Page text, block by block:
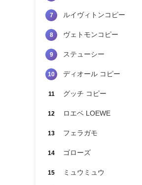
7 ルイヴィトンコピー
8 ヴェトモンコピー
9 ステューシー
10 ディオール コピー
11 グッチ コピー
12 ロエベ LOEWE
13 フェラガモ
14 ゴローズ
15 ミュウミュウ